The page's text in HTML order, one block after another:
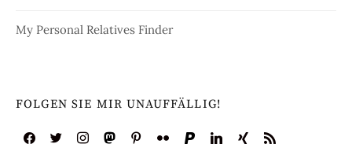
My Personal Relatives Finder
FOLGEN SIE MIR UNAUFFÄLLIG!